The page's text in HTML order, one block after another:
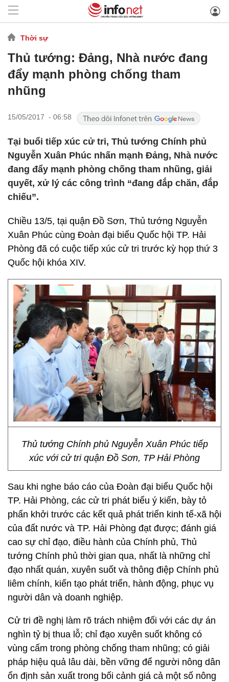
Thời sự
Thủ tướng: Đảng, Nhà nước đang
đẩy mạnh phòng chống tham
nhũng
15/05/2017 - 06:58
Tại buổi tiếp xúc cử tri, Thủ tướng Chính phủ
Nguyễn Xuân Phúc nhấn mạnh Đảng, Nhà nước
đang đẩy mạnh phòng chống tham nhũng, giải
quyết, xử lý các công trình “đang đắp chăn, đắp
chiếu”.
Chiều 13/5, tại quận Đồ Sơn, Thủ tướng Nguyễn
Xuân Phúc cùng Đoàn đại biểu Quốc hội TP. Hải
Phòng đã có cuộc tiếp xúc cử tri trước kỳ họp thứ 3
Quốc hội khóa XIV.
Thủ tướng Chính phủ Nguyễn Xuân Phúc tiếp
xúc với cử tri quận Đồ Sơn, TP Hải Phòng
Sau khi nghe báo cáo của Đoàn đại biểu Quốc hội
TP. Hải Phòng, các cử tri phát biểu ý kiến, bày tỏ
phấn khởi trước các kết quả phát triển kinh tế-xã hội
của đất nước và TP. Hải Phòng đạt được; đánh giá
cao sự chỉ đạo, điều hành của Chính phủ, Thủ
tướng Chính phủ thời gian qua, nhất là những chỉ
đạo nhất quán, xuyên suốt và thông điệp Chính phủ
liêm chính, kiến tạo phát triển, hành động, phục vụ
người dân và doanh nghiệp.
Cử tri đề nghị làm rõ trách nhiệm đối với các dự án
nghìn tỷ bị thua lỗ; chỉ đạo xuyên suốt không có
vùng cấm trong phòng chống tham nhũng; có giải
pháp hiệu quả lâu dài, bền vững để người nông dân
ổn định sản xuất trong bối cảnh giá cả một số nông